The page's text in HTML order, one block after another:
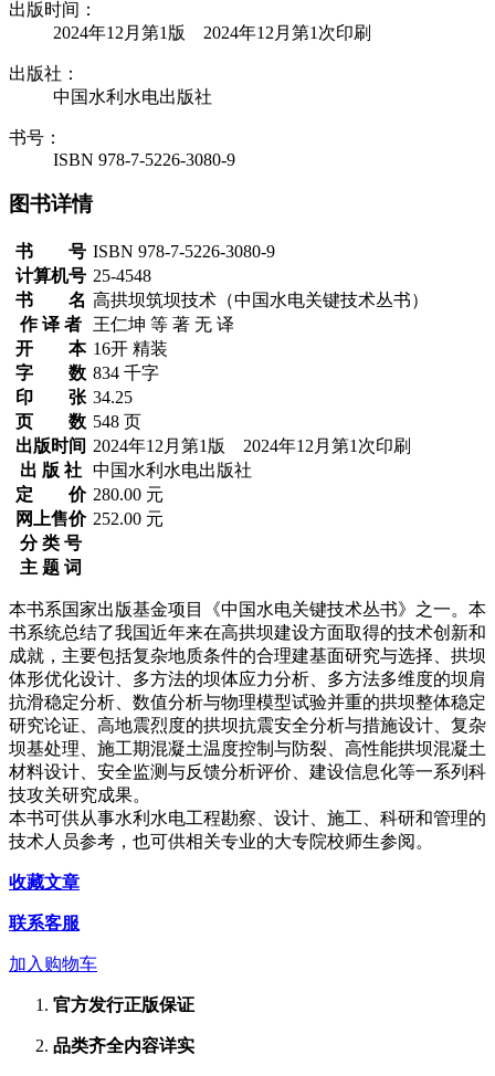
出版时间：
2024年12月第1版 2024年12月第1次印刷
出版社：
中国水利水电出版社
书号：
ISBN 978-7-5226-3080-9
图书详情
书 号 ISBN 978-7-5226-3080-9
计算机号 25-4548
书 名 高拱坝筑坝技术（中国水电关键技术丛书）
作 译 者
王仁坤 等 著 无 译
开 本 16开 精装
字 数 834 千字
印 张 34.25
页 数 548 页
出版时间 2024年12月第1版 2024年12月第1次印刷
出 版 社 中国水利水电出版社
定 价 280.00 元
网上售价 252.00 元
分 类 号
主 题 词
本书系国家出版基金项目《中国水电关键技术丛书》之一。本
书系统总结了我国近年来在高拱坝建设方面取得的技术创新和
成就，主要包括复杂地质条件的合理建基面研究与选择、拱坝
体形优化设计、多方法的坝体应力分析、多方法多维度的坝肩
抗滑稳定分析、数值分析与物理模型试验并重的拱坝整体稳定
研究论证、高地震烈度的拱坝抗震安全分析与措施设计、复杂
坝基处理、施工期混凝土温度控制与防裂、高性能拱坝混凝土
材料设计、安全监测与反馈分析评价、建设信息化等一系列科
技攻关研究成果。
本书可供从事水利水电工程勘察、设计、施工、科研和管理的
技术人员参考，也可供相关专业的大专院校师生参阅。
收藏文章
联系客服
加入购物车
官方发行正版保证
品类齐全内容详实